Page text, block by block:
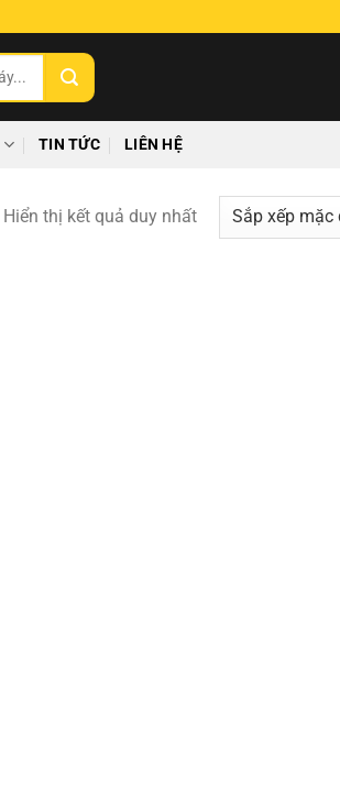
TIN TỨC LIÊN HỆ
Hiển thị kết quả duy nhất